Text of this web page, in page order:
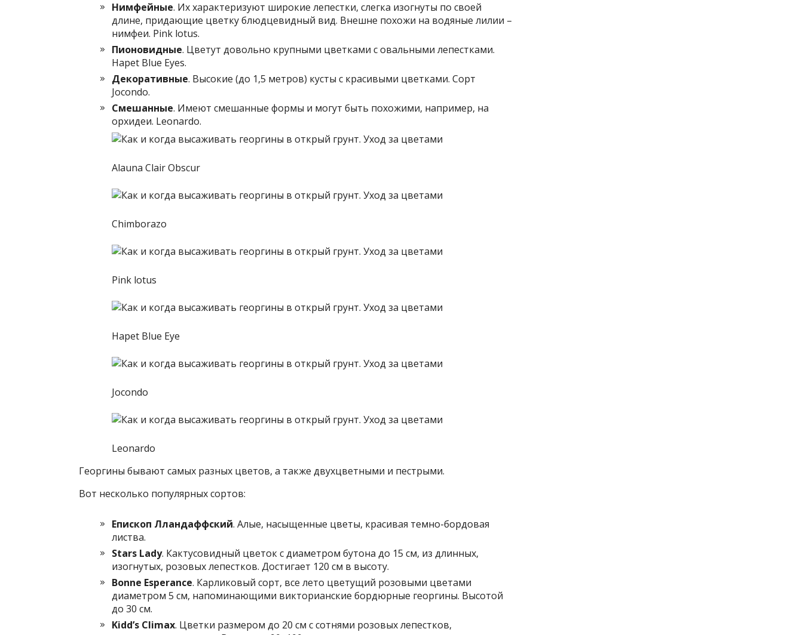
Нимфейные. Их характеризуют широкие лепестки, слегка изогнуты по своей
длине, придающие цветку блюдцевидный вид. Внешне похожи на водяные лилии –
нимфеи. Pink lotus.
Пионовидные. Цветут довольно крупными цветками с овальными лепестками.
Hapet Blue Eyes.
Декоративные. Высокие (до 1,5 метров) кусты с красивыми цветками. Сорт
Jocondo.
Смешанные. Имеют смешанные формы и могут быть похожими, например, на
орхидеи. Leonardo.
Alauna Clair Obscur
Chimborazo
Pink lotus
Hapet Blue Eye
Jocondo
Leonardo
Георгины бывают самых разных цветов, а также двухцветными и пестрыми.
Вот несколько популярных сортов:
Епископ Лландаффский. Алые, насыщенные цветы, красивая темно-бордовая
листва.
Stars Lady. Кактусовидный цветок с диаметром бутона до 15 см, из длинных,
изогнутых, розовых лепестков. Достигает 120 см в высоту.
Bonne Esperance. Карликовый сорт, все лето цветущий розовыми цветами
диаметром 5 см, напоминающими викторианские бордюрные георгины. Высотой
до 30 см.
Kidd’s Climax. Цветки размером до 20 см с сотнями розовых лепестков,